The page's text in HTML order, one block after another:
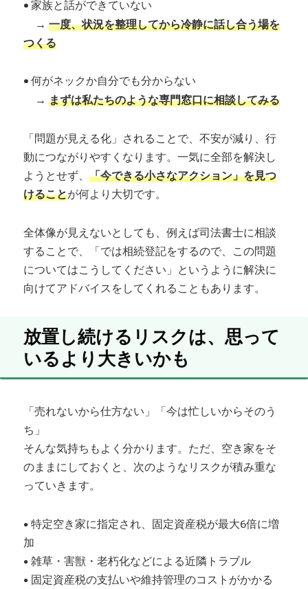
•家族と話ができていない
→ 一度、状況を整理してから冷静に話し合う場を
つくる
•何がネックか自分でも分からない
→ まずは私たちのような専門窓口に相談してみる
「問題が見える化」されることで、不安が減り、行
動につながりやすくなります。一気に全部を解決し
ようとせず、 「今できる小さなアクション」を見つ
けることが何より大切です。
全体像が見えないとしても、例えば司法書士に相談
することで、「では相続登記をするので、この問題
についてはこうしてください」というように解決に
向けてアドバイスをしてくれることもあります。
放置し続けるリスクは、思って
いるより大きいかも
「売れないから仕方ない」「今は忙しいからそのう
ち」
そんな気持ちもよく分かります。ただ、空き家をそ
のままにしておくと、次のようなリスクが積み重な
っていきます。
• 特定空き家に指定され、固定資産税が最大6倍に増
加
• 雑草・害獣・老朽化などによる近隣トラブル
• 固定資産税の支払いや維持管理のコストがかかる